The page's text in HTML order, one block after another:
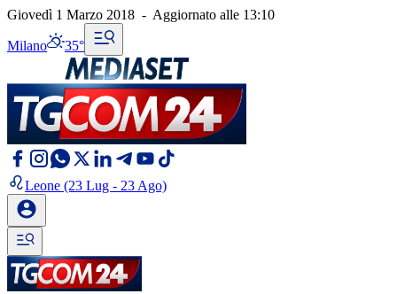
Giovedì 1 Marzo 2018 - Aggiornato alle 13:10
Milano 35°
Leone (23 Lug - 23 Ago)